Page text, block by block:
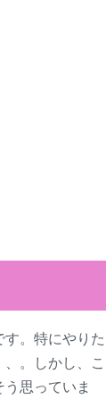
す。特にやりた
。しかし、こ
思っていま